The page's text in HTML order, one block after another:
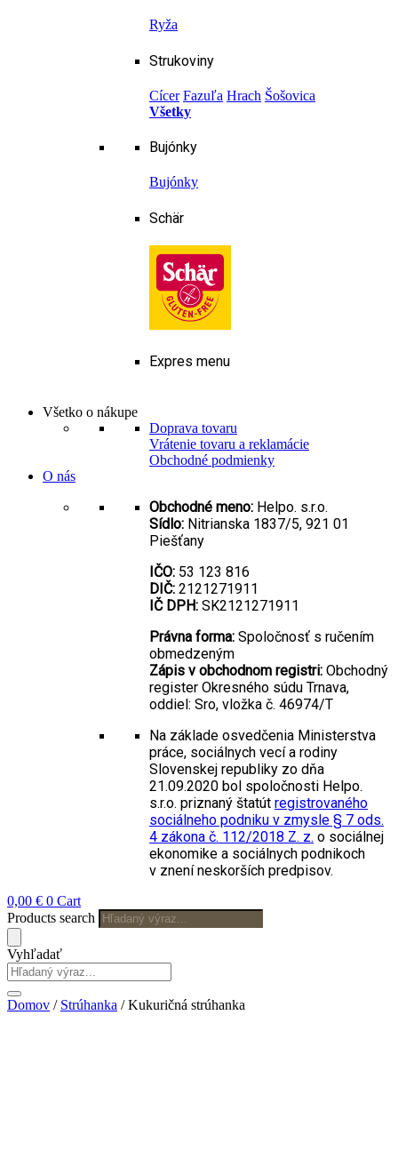
Ryža
Strukoviny
Cícer Fazuľa Hrach Šošovica
Všetky
Bujónky
Bujónky
Schär
Expres menu
Všetko o nákupe
Doprava tovaru
Vrátenie tovaru a reklamácie
Obchodné podmienky
O nás
Obchodné meno: Helpo. s.r.o.
Sídlo: Nitrianska 1837/5, 921 01
Piešťany
IČO: 53 123 816
DIČ: 2121271911
IČ DPH: SK2121271911
Právna forma: Spoločnosť s ručením
obmedzeným
Zápis v obchodnom registri: Obchodný
register Okresného súdu Trnava,
oddiel: Sro, vložka č. 46974/T
Na základe osvedčenia Ministerstva
práce, sociálnych vecí a rodiny
Slovenskej republiky zo dňa
21.09.2020 bol spoločnosti Helpo.
s.r.o. priznaný štatút registrovaného
sociálneho podniku v zmysle § 7 ods.
4 zákona č. 112/2018 Z. z. o sociálnej
ekonomike a sociálnych podnikoch
v znení neskorších predpisov.
0,00 € 0 Cart
Products search
Vyhľadať
Domov / Strúhanka / Kukuričná strúhanka